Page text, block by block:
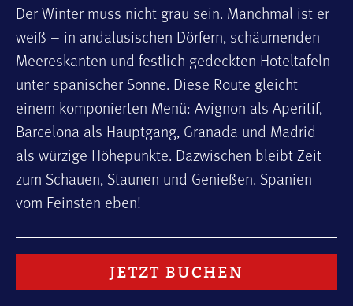
Der Winter muss nicht grau sein. Manchmal ist er
weiß – in andalusischen Dörfern, schäumenden
Meereskanten und festlich gedeckten Hoteltafeln
unter spanischer Sonne. Diese Route gleicht
einem komponierten Menü: Avignon als Aperitif,
Barcelona als Hauptgang, Granada und Madrid
als würzige Höhepunkte. Dazwischen bleibt Zeit
zum Schauen, Staunen und Genießen. Spanien
vom Feinsten eben!
JETZT BUCHEN